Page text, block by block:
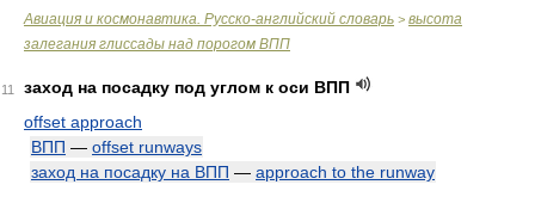
Авиация и космонавтика. Русско-английский словарь > высота
залегания глиссады над порогом ВПП
11
заход на посадку под углом к оси ВПП
offset approach
ВПП — offset runways
заход на посадку на ВПП — approach to the runway